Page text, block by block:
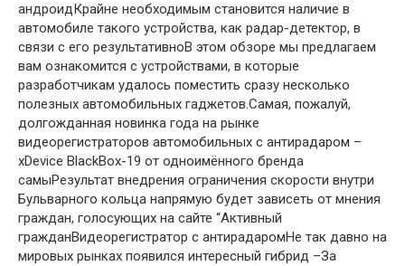
андроидКрайне необходимым становится наличие в
автомобиле такого устройства, как радар-детектор, в
связи с его результативноВ этом обзоре мы предлагаем
вам ознакомится с устройствами, в которые
разработчикам удалось поместить сразу несколько
полезных автомобильных гаджетов.Самая, пожалуй,
долгожданная новинка года на рынке
видеорегистраторов автомобильных с антирадаром –
xDevice BlackBox-19 от одноимённого бренда
самыРезультат внедрения ограничения скорости внутри
Бульварного кольца напрямую будет зависеть от мнения
граждан, голосующих на сайте “Активный
гражданВидеорегистратор с антирадаромНе так давно на
мировых рынках появился интересный гибрид –За